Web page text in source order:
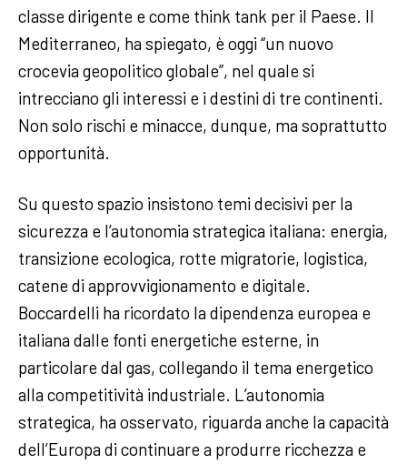
classe dirigente e come think tank per il Paese. Il
Mediterraneo, ha spiegato, è oggi “un nuovo
crocevia geopolitico globale”, nel quale si
intrecciano gli interessi e i destini di tre continenti.
Non solo rischi e minacce, dunque, ma soprattutto
opportunità.
Su questo spazio insistono temi decisivi per la
sicurezza e l’autonomia strategica italiana: energia,
transizione ecologica, rotte migratorie, logistica,
catene di approvvigionamento e digitale.
Boccardelli ha ricordato la dipendenza europea e
italiana dalle fonti energetiche esterne, in
particolare dal gas, collegando il tema energetico
alla competitività industriale. L’autonomia
strategica, ha osservato, riguarda anche la capacità
dell’Europa di continuare a produrre ricchezza e